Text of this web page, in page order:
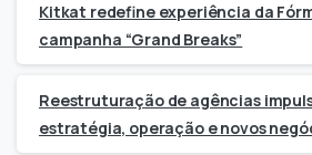
Kitkat redefine experiência da
campanha “Grand Breaks”
Reestruturação de agências
estratégia, operação e novos